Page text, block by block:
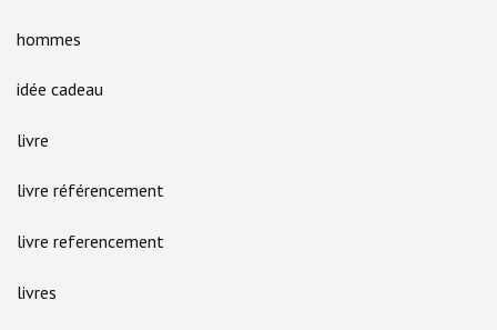
hommes
idée cadeau
livre
livre référencement
livre referencement
livres